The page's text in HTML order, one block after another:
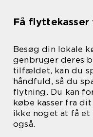
Få flyttekasser
Besøg din lokale
genbruger deres
tilfældet, kan du
håndfuld, så du
flytning. Du kan
købe kasser fra
ikke noget at få et
også.